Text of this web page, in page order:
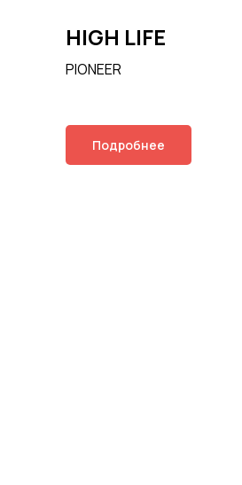
HIGH LIFE
PIONEER
Подробнее